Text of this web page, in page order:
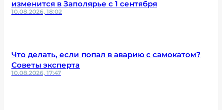
изменится в Заполярье с 1 сентября
10.08.2026, 18:02
Что делать, если попал в аварию с самокатом?
Советы эксперта
10.08.2026, 17:47